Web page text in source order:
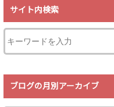
サイト内検索
ブログの月別アーカイブ